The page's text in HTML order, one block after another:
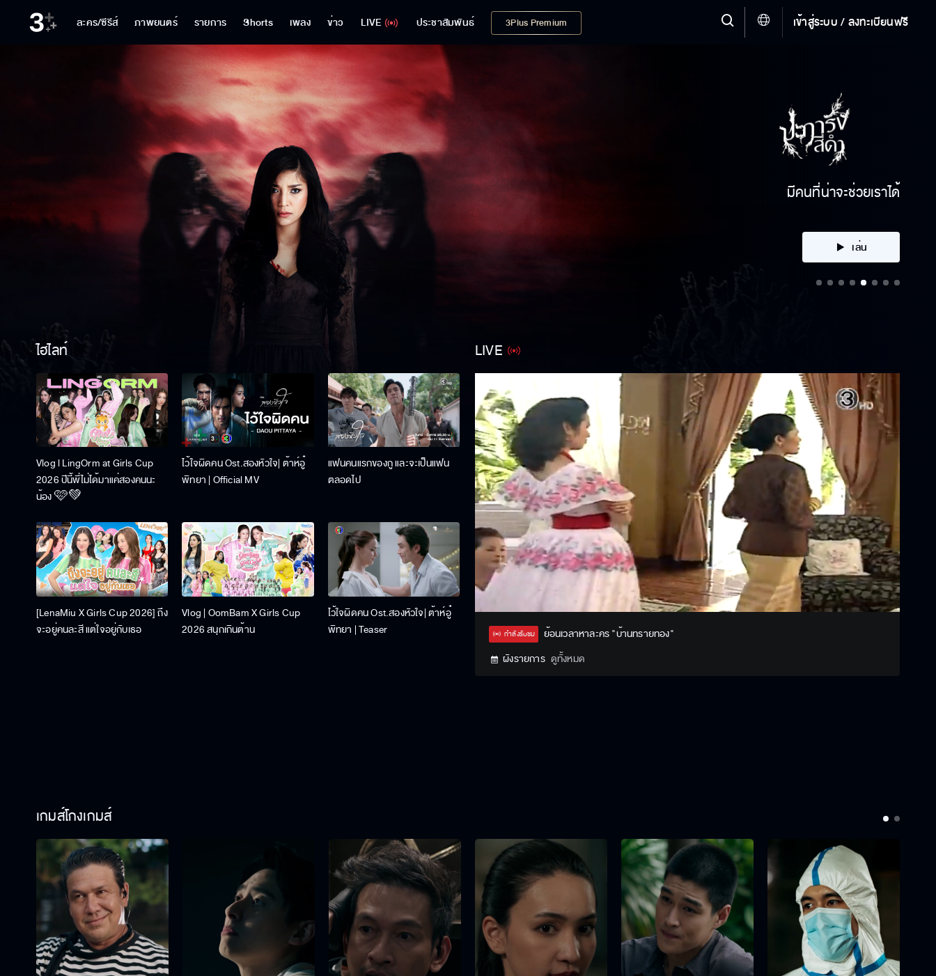
ละคร/ซีรีส์ ภาพยนตร์ รายการ Shorts เพลง ข่าว LIVE ประชาสัมพันธ์ 3Plus Premium เข้าสู่ระบบ / ลงทะเบียนฟรี
คลิก
ไฮไลท์
Vlog l LingOrm at Girls Cup
2026 ปีนี้พี่ไม่ได้มาแค่สองคนนะ
น้อง 🩷💚
ไว้ใจผิดคน Ost.สองหัวใจ| ต้าห์อู๋
พิทยา | Official MV
แฟนคนแรกของกู และจะเป็นแฟน
ตลอดไป
[LenaMiu X Girls Cup 2026] ถึง
จะอยู่คนละสี แต่ใจอยู่กับเธอ
Vlog | OomBam X Girls Cup
2026 สนุกเกินต้าน
ไว้ใจผิดคน Ost.สองหัวใจ| ต้าห์อู๋
พิทยา | Teaser
LIVE
Unmute Stream
Type
Settings
กำลังรับชม
ย้อนเวลาหาละคร "บ้านทรายทอง"
ผังรายการ ดูทั้งหมด
เกมส์โกงเกมส์